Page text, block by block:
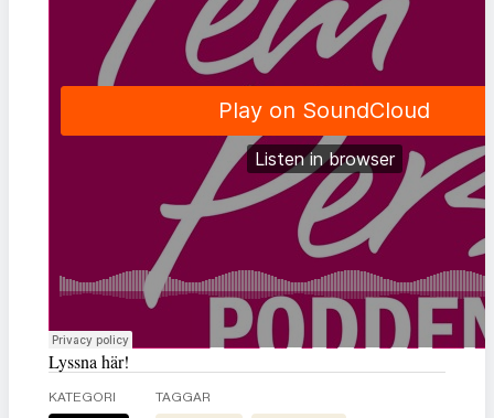
Lyssna här!
KATEGORI TAGGAR